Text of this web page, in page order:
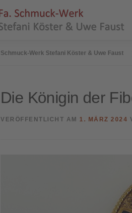
Schmuck-Werk Stefani Köster & Uwe Faust
Die Königin der
VERÖFFENTLICHT AM 1. MÄRZ 2024